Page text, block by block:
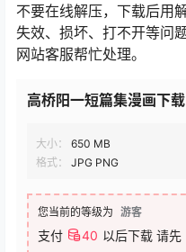
不要在线解压，下载后用
失效、损坏、打不开等问
网站客服帮忙处理。
高桥阳一短篇集漫画下载
大小：
650 MB
格式：
JPG PNG
您当前的等级为 游客
支付 40 以后下载 请先